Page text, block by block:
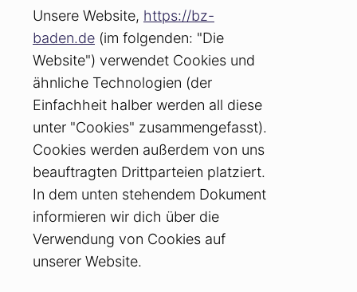
Unsere Website, https://bz-
baden.de (im folgenden: "Die
Website") verwendet Cookies und
ähnliche Technologien (der
Einfachheit halber werden all diese
unter "Cookies" zusammengefasst).
Cookies werden außerdem von uns
beauftragten Drittparteien platziert.
In dem unten stehendem Dokument
informieren wir dich über die
Verwendung von Cookies auf
unserer Website.